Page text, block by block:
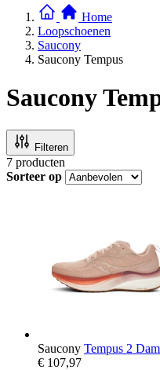
Home
Loopschoenen
Saucony
Saucony Tempus
Saucony
Filteren
7 producten
Sorteer op
Saucony Tempus 2
€ 107,97